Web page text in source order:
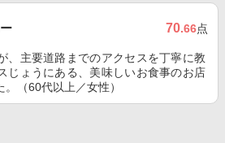
70.66点
、主要道路までのアクセスを丁寧に教
じょうにある、美味しいお食事のお店
（60代以上／女性）